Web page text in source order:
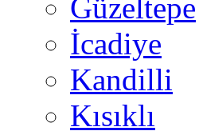
Güzeltepe
İcadiye
Kandilli
Kısıklı